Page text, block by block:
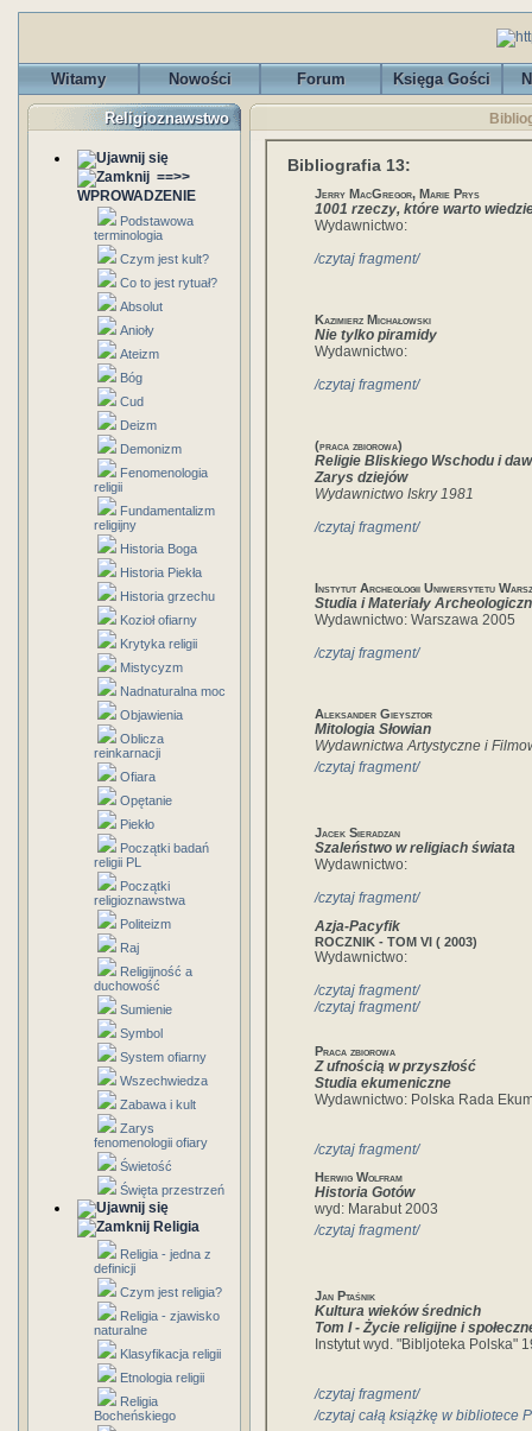
Witamy Nowości Forum Księga Gości
Religioznawstwo
==>>
WPROWADZENIE
Podstawowa
terminologia
Czym jest kult?
Co to jest rytuał?
Absolut
Anioły
Ateizm
Bóg
Cud
Deizm
Demonizm
Fenomenologia
religii
Fundamentalizm
religijny
Historia Boga
Historia Piekła
Historia grzechu
Kozioł ofiarny
Krytyka religii
Mistycyzm
Nadnaturalna moc
Objawienia
Oblicza
reinkarnacji
Ofiara
Opętanie
Piekło
Początki badań
religii PL
Początki
religioznawstwa
Politeizm
Raj
Religijność a
duchowość
Sumienie
Symbol
System ofiarny
Wszechwiedza
Zabawa i kult
Zarys
fenomenologii ofiary
Świetość
Święta przestrzeń
Religia
Religia - jedna z
definicji
Czym jest religia?
Religia - zjawisko
naturalne
Klasyfikacja religii
Etnologia religii
Religia
Bocheńskiego
Bibliografia 13:
Jerry MacGregor, Marie Prys
1001 rzeczy, które warto
Wydawnictwo:
/czytaj fragment/
Kazimierz Michałowski
Nie tylko piramidy
Wydawnictwo:
/czytaj fragment/
(praca zbiorowa)
Religie Bliskiego Wschodu i
Zarys dziejów
Wydawnictwo Iskry 1981
/czytaj fragment/
Instytut Archeologii Uniwersytetu
Studia i Materiały
Wydawnictwo: Warszawa 2005
/czytaj fragment/
Aleksander Gieysztor
Mitologia Słowian
Wydawnictwa Artystyczne i
/czytaj fragment/
Jacek Sieradzan
Szaleństwo w religiach świata
Wydawnictwo:
/czytaj fragment/
Azja-Pacyfik
ROCZNIK - TOM VI ( 2003)
Wydawnictwo:
/czytaj fragment/
/czytaj fragment/
Praca zbiorowa
Z ufnością w przyszłość
Studia ekumeniczne
Wydawnictwo: Polska Rada
/czytaj fragment/
Herwig Wolfram
Historia Gotów
wyd: Marabut 2003
/czytaj fragment/
Jan Ptaśnik
Kultura wieków średnich
Tom I - Życie religijne i
Instytut wyd. "Bibljoteka Polska"
/czytaj fragment/
/czytaj całą książkę w bibliotece